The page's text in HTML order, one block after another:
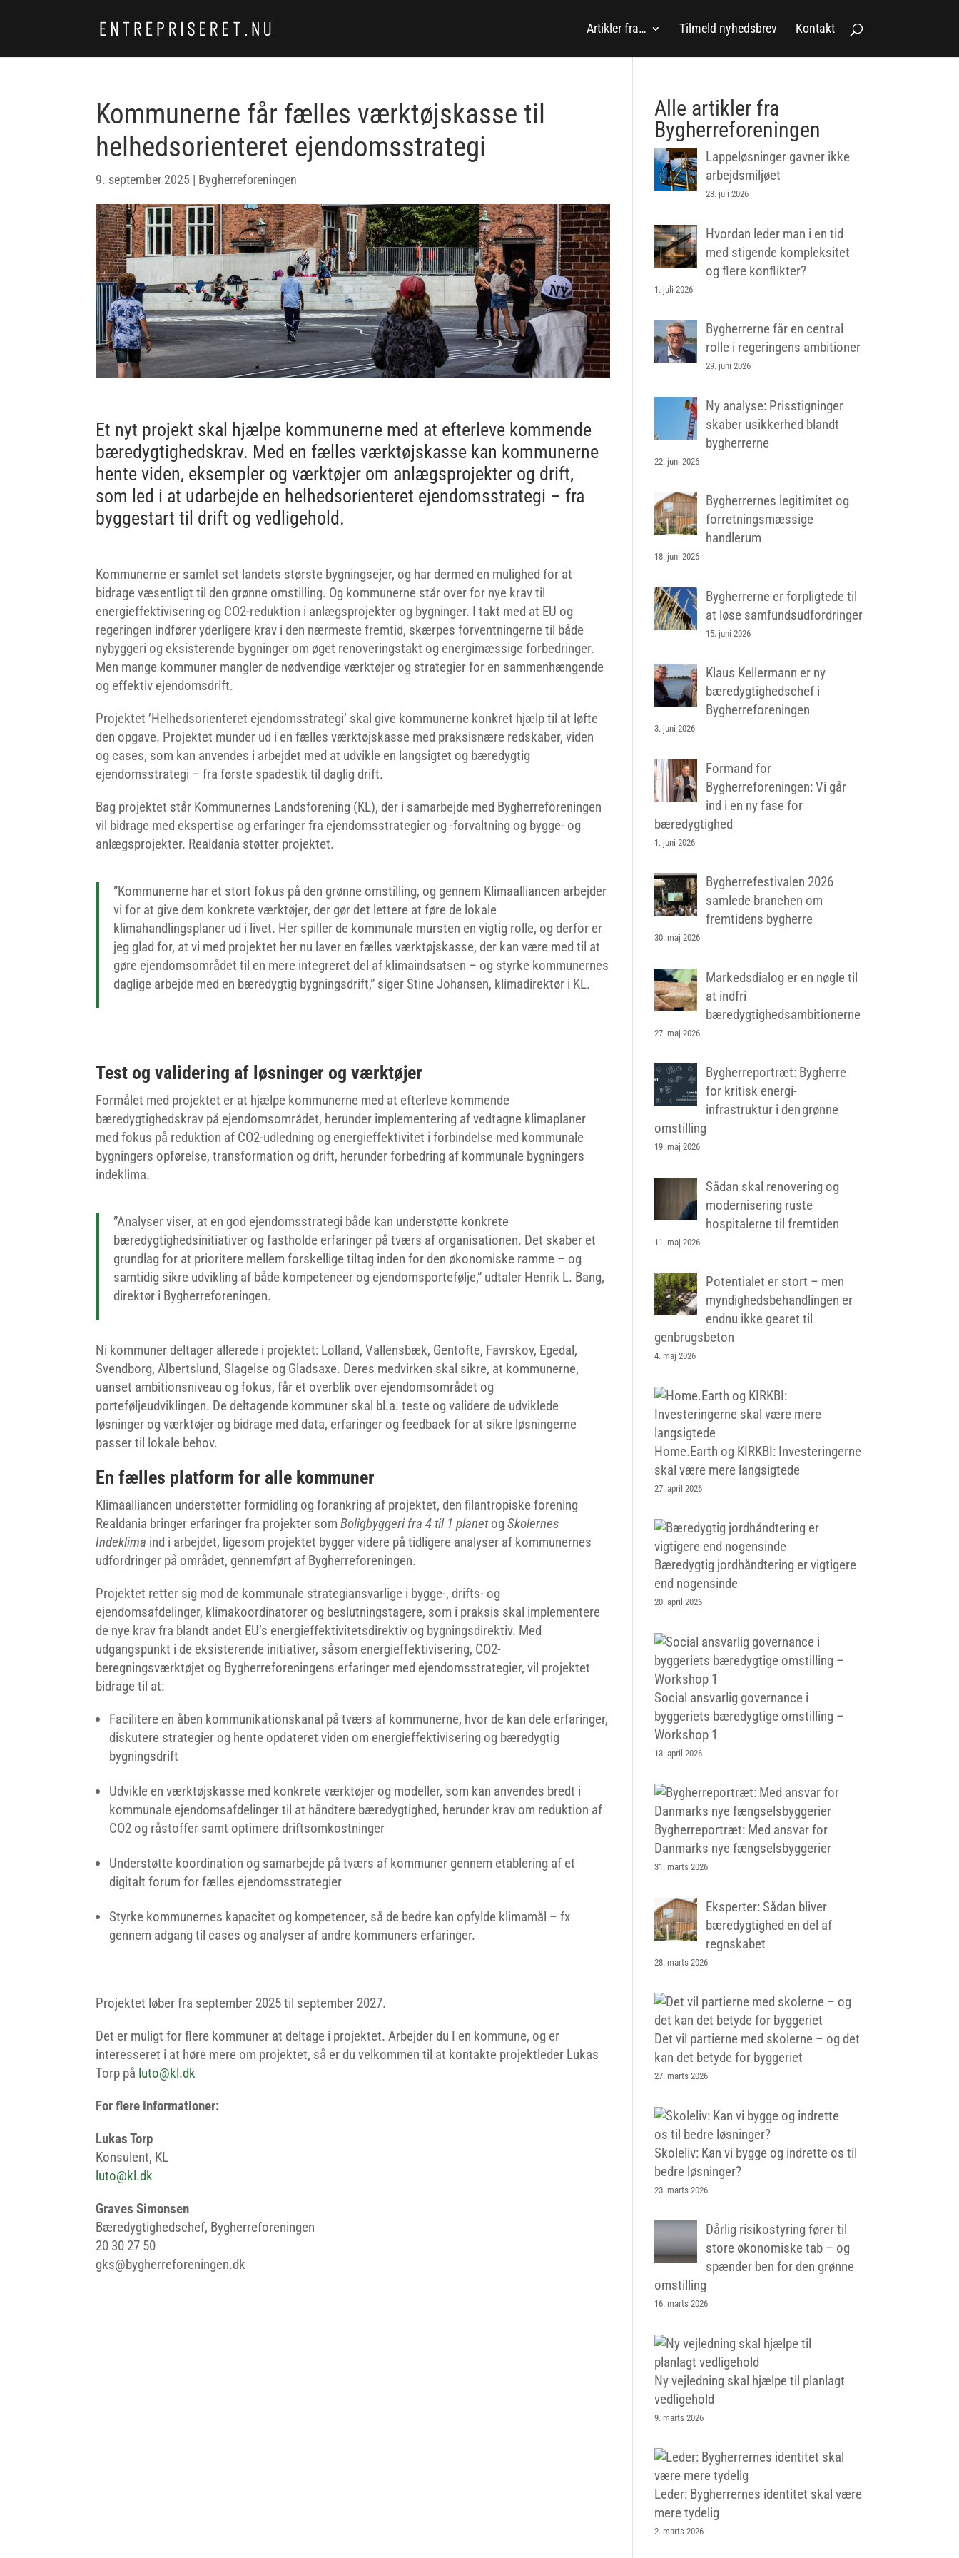
Artikler fra… Tilmeld nyhedsbrev Kontakt
Kommunerne får fælles værktøjskasse til
helhedsorienteret ejendomsstrategi
9. september 2025 | Bygherreforeningen
Et nyt projekt skal hjælpe kommunerne med at efterleve kommende
bæredygtighedskrav. Med en fælles værktøjskasse kan kommunerne
hente viden, eksempler og værktøjer om anlægsprojekter og drift,
som led i at udarbejde en helhedsorienteret ejendomsstrategi – fra
byggestart til drift og vedligehold.
Kommunerne er samlet set landets største bygningsejer, og har dermed en mulighed for at
bidrage væsentligt til den grønne omstilling. Og kommunerne står over for nye krav til
energieffektivisering og CO2-reduktion i anlægsprojekter og bygninger. I takt med at EU og
regeringen indfører yderligere krav i den nærmeste fremtid, skærpes forventningerne til både
nybyggeri og eksisterende bygninger om øget renoveringstakt og energimæssige forbedringer.
Men mange kommuner mangler de nødvendige værktøjer og strategier for en sammenhængende
og effektiv ejendomsdrift.
Projektet ’Helhedsorienteret ejendomsstrategi’ skal give kommunerne konkret hjælp til at løfte
den opgave. Projektet munder ud i en fælles værktøjskasse med praksisnære redskaber, viden
og cases, som kan anvendes i arbejdet med at udvikle en langsigtet og bæredygtig
ejendomsstrategi – fra første spadestik til daglig drift.
Bag projektet står Kommunernes Landsforening (KL), der i samarbejde med Bygherreforeningen
vil bidrage med ekspertise og erfaringer fra ejendomsstrategier og -forvaltning og bygge- og
anlægsprojekter. Realdania støtter projektet.
”Kommunerne har et stort fokus på den grønne omstilling, og gennem Klimaalliancen arbejder
vi for at give dem konkrete værktøjer, der gør det lettere at føre de lokale
klimahandlingsplaner ud i livet. Her spiller de kommunale mursten en vigtig rolle, og derfor er
jeg glad for, at vi med projektet her nu laver en fælles værktøjskasse, der kan være med til at
gøre ejendomsområdet til en mere integreret del af klimaindsatsen – og styrke kommunernes
daglige arbejde med en bæredygtig bygningsdrift,” siger Stine Johansen, klimadirektør i KL.
Test og validering af løsninger og værktøjer
Formålet med projektet er at hjælpe kommunerne med at efterleve kommende
bæredygtighedskrav på ejendomsområdet, herunder implementering af vedtagne klimaplaner
med fokus på reduktion af CO2-udledning og energieffektivitet i forbindelse med kommunale
bygningers opførelse, transformation og drift, herunder forbedring af kommunale bygningers
indeklima.
”Analyser viser, at en god ejendomsstrategi både kan understøtte konkrete
bæredygtighedsinitiativer og fastholde erfaringer på tværs af organisationen. Det skaber et
grundlag for at prioritere mellem forskellige tiltag inden for den økonomiske ramme – og
samtidig sikre udvikling af både kompetencer og ejendomsportefølje,” udtaler Henrik L. Bang,
direktør i Bygherreforeningen.
Ni kommuner deltager allerede i projektet: Lolland, Vallensbæk, Gentofte, Favrskov, Egedal,
Svendborg, Albertslund, Slagelse og Gladsaxe. Deres medvirken skal sikre, at kommunerne,
uanset ambitionsniveau og fokus, får et overblik over ejendomsområdet og
porteføljeudviklingen. De deltagende kommuner skal bl.a. teste og validere de udviklede
løsninger og værktøjer og bidrage med data, erfaringer og feedback for at sikre løsningerne
passer til lokale behov.
En fælles platform for alle kommuner
Klimaalliancen understøtter formidling og forankring af projektet, den filantropiske forening
Realdania bringer erfaringer fra projekter somBoligbyggeri fra 4 til 1 planetogSkolernes
Indeklima ind i arbejdet, ligesom projektet bygger videre på tidligere analyser af kommunernes
udfordringer på området, gennemført af Bygherreforeningen.
Projektet retter sig mod de kommunale strategiansvarlige i bygge-, drifts- og
ejendomsafdelinger, klimakoordinatorer og beslutningstagere, som i praksis skal implementere
de nye krav fra blandt andet EU’s energieffektivitetsdirektiv og bygningsdirektiv. Med
udgangspunkt i de eksisterende initiativer, såsom energieffektivisering, CO2-
beregningsværktøjet og Bygherreforeningens erfaringer med ejendomsstrategier, vil projektet
bidrage til at:
Facilitere en åben kommunikationskanal på tværs af kommunerne, hvor de kan dele erfaringer,
diskutere strategier og hente opdateret viden om energieffektivisering og bæredygtig
bygningsdrift
Udvikle en værktøjskasse med konkrete værktøjer og modeller, som kan anvendes bredt i
kommunale ejendomsafdelinger til at håndtere bæredygtighed, herunder krav om reduktion af
CO2 og råstoffer samt optimere driftsomkostninger
Understøtte koordination og samarbejde på tværs af kommuner gennem etablering af et
digitalt forum for fælles ejendomsstrategier
Styrke kommunernes kapacitet og kompetencer, så de bedre kan opfylde klimamål – fx
gennem adgang til cases og analyser af andre kommuners erfaringer.
Projektet løber fra september 2025 til september 2027.
Det er muligt for flere kommuner at deltage i projektet. Arbejder du I en kommune, og er
interesseret i at høre mere om projektet, så er du velkommen til at kontakte projektleder Lukas
Torp på luto@kl.dk
For flere informationer:
Lukas Torp
Konsulent, KL
luto@kl.dk
Graves Simonsen
Bæredygtighedschef, Bygherreforeningen
20 30 27 50
gks@bygherreforeningen.dk
Alle artikler fra
Bygherreforeningen
Lappeløsninger gavner ikke
arbejdsmiljøet
23. juli 2026
Hvordan leder man i en tid
med stigende kompleksitet
og flere konflikter?
1. juli 2026
Bygherrerne får en central
rolle i regeringens ambitioner
29. juni 2026
Ny analyse: Prisstigninger
skaber usikkerhed blandt
bygherrerne
22. juni 2026
Bygherrernes legitimitet og
forretningsmæssige
handlerum
18. juni 2026
Bygherrerne er forpligtede til
at løse samfundsudfordringer
15. juni 2026
Klaus Kellermann er ny
bæredygtighedschef i
Bygherreforeningen
3. juni 2026
Formand for
Bygherreforeningen: Vi går
ind i en ny fase for
bæredygtighed
1. juni 2026
Bygherrefestivalen 2026
samlede branchen om
fremtidens bygherre
30. maj 2026
Markedsdialog er en nøgle til
at indfri
bæredygtighedsambitionerne
27. maj 2026
Bygherreportræt: Bygherre
for kritisk energi-
infrastruktur i den grønne
omstilling
19. maj 2026
Sådan skal renovering og
modernisering ruste
hospitalerne til fremtiden
11. maj 2026
Potentialet er stort – men
myndighedsbehandlingen er
endnu ikke gearet til
genbrugsbeton
4. maj 2026
Home.Earth og KIRKBI: Investeringerne
skal være mere langsigtede
27. april 2026
Bæredygtig jordhåndtering er vigtigere
end nogensinde
20. april 2026
Social ansvarlig governance i
byggeriets bæredygtige omstilling –
Workshop 1
13. april 2026
Bygherreportræt: Med ansvar for
Danmarks nye fængselsbyggerier
31. marts 2026
Eksperter: Sådan bliver
bæredygtighed en del af
regnskabet
28. marts 2026
Det vil partierne med skolerne – og det
kan det betyde for byggeriet
27. marts 2026
Skoleliv: Kan vi bygge og indrette os til
bedre løsninger?
23. marts 2026
Dårlig risikostyring fører til
store økonomiske tab – og
spænder ben for den grønne
omstilling
16. marts 2026
Ny vejledning skal hjælpe til planlagt
vedligehold
9. marts 2026
Leder: Bygherrernes identitet skal være
mere tydelig
2. marts 2026